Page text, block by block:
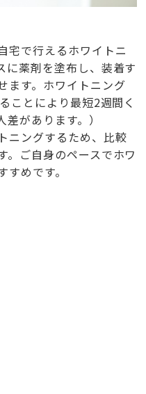
宅で行えるホワイトニ
に薬剤を塗布し、装着す
ます。ホワイトニング
ことにより最短2週間く
があります。）
ニングするため、比較
。ご自身のペースでホワ
めです。